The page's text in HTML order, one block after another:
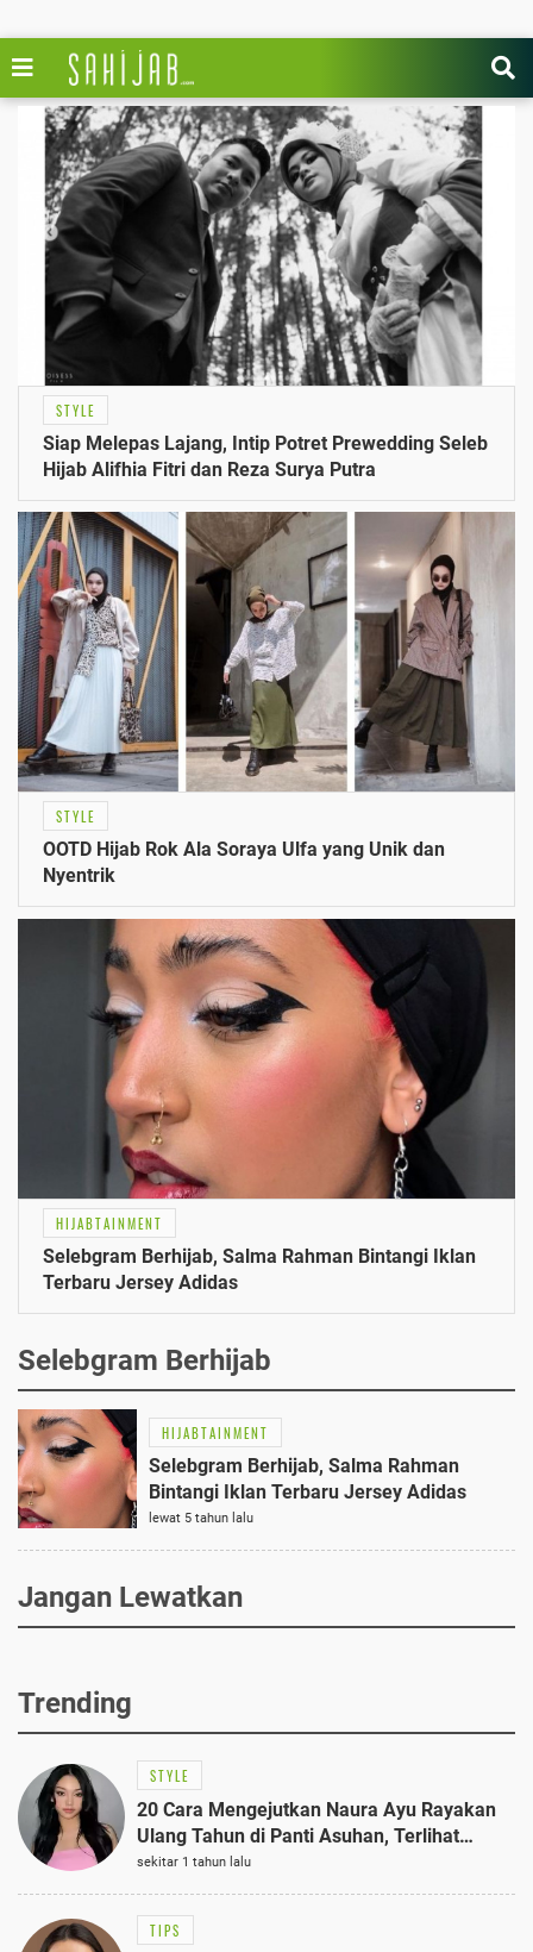
STYLE
Siap Melepas Lajang, Intip Potret Prewedding Seleb
Hijab Alifhia Fitri dan Reza Surya Putra
STYLE
OOTD Hijab Rok Ala Soraya Ulfa yang Unik dan
Nyentrik
HIJABTAINMENT
Selebgram Berhijab, Salma Rahman Bintangi Iklan
Terbaru Jersey Adidas
Selebgram Berhijab
HIJABTAINMENT
Selebgram Berhijab, Salma Rahman
Bintangi Iklan Terbaru Jersey Adidas
lewat 5 tahun lalu
Jangan Lewatkan
Trending
STYLE
20 Cara Mengejutkan Naura Ayu Rayakan
Ulang Tahun di Panti Asuhan, Terlihat
Anggun dengan Kaftan Cokelat
sekitar 1 tahun lalu
TIPS